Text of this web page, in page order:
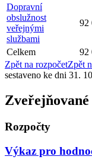
Dopravní
obslužnost
veřejnými
službami
92
Celkem 92
Zpět na rozpočetZpět
sestaveno ke dni 31.
Rozpočty
Výkaz pro